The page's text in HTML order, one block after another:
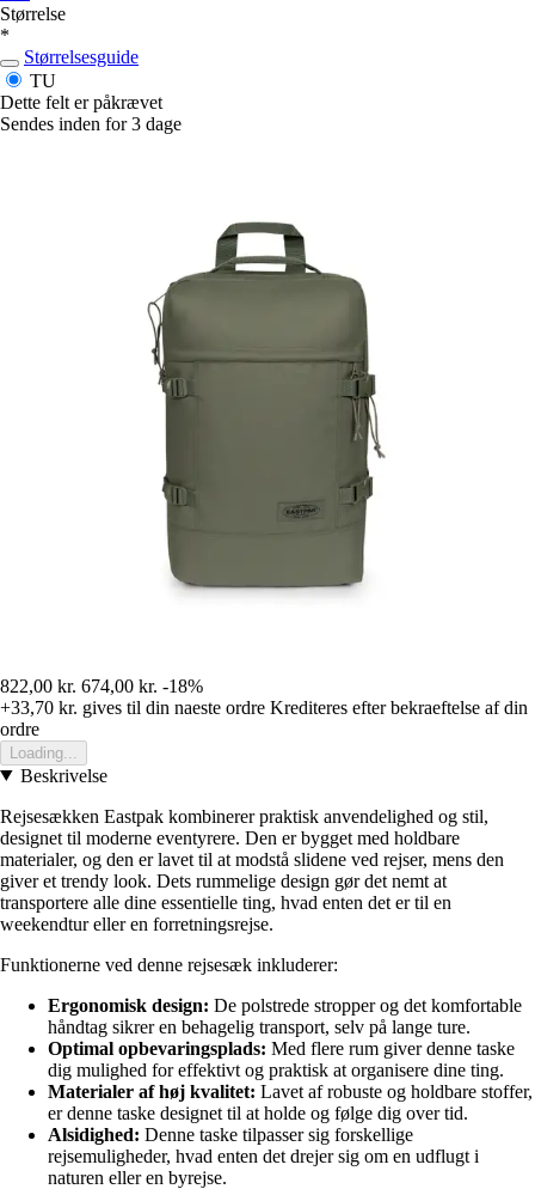
Størrelse
*
Størrelsesguide
TU
Dette felt er påkrævet
Sendes inden for 3 dage
822,00 kr. 674,00 kr. -18%
+33,70 kr. gives til din naeste ordre Krediteres efter bekraeftelse af din
ordre
Loading...
Beskrivelse
Rejsesækken Eastpak kombinerer praktisk anvendelighed og stil,
designet til moderne eventyrere. Den er bygget med holdbare
materialer, og den er lavet til at modstå slidene ved rejser, mens den
giver et trendy look. Dets rummelige design gør det nemt at
transportere alle dine essentielle ting, hvad enten det er til en
weekendtur eller en forretningsrejse.
Funktionerne ved denne rejsesæk inkluderer:
Ergonomisk design: De polstrede stropper og det komfortable
håndtag sikrer en behagelig transport, selv på lange ture.
Optimal opbevaringsplads: Med flere rum giver denne taske
dig mulighed for effektivt og praktisk at organisere dine ting.
Materialer af høj kvalitet: Lavet af robuste og holdbare stoffer,
er denne taske designet til at holde og følge dig over tid.
Alsidighed: Denne taske tilpasser sig forskellige
rejsemuligheder, hvad enten det drejer sig om en udflugt i
naturen eller en byrejse.